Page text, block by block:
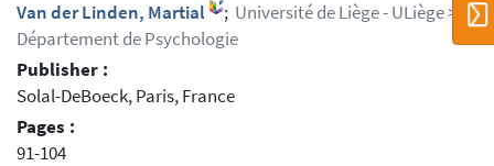
Van der Linden, Martial
; Université de Liège - ULiège >
Département de Psychologie
Publisher :
Solal-DeBoeck, Paris, France
Pages :
91-104